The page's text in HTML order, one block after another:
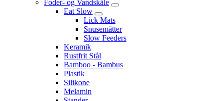
Foder- og Vandskåle
Eat Slow
Lick Mats
Snusemåtter
Slow Feeders
Keramik
Rustfrit Stål
Bamboo - Bambus
Plastik
Silikone
Melamin